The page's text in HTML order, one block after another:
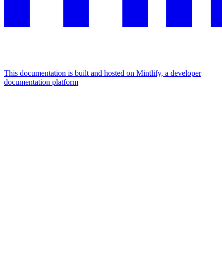
This documentation is built and hosted on Mintlify, a developer
documentation platform